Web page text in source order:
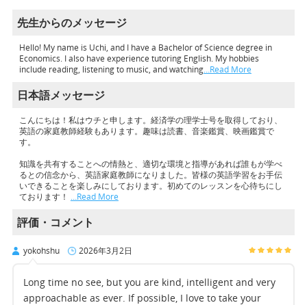
先生からのメッセージ
Hello! My name is Uchi, and I have a Bachelor of Science degree in
Economics. I also have experience tutoring English. My hobbies
include reading, listening to music, and watching…Read More
日本語メッセージ
こんにちは！私はウチと申します。経済学の理学士号を取得しており、
英語の家庭教師経験もあります。趣味は読書、音楽鑑賞、映画鑑賞で
す。
知識を共有することへの情熱と、適切な環境と指導があれば誰もが学べ
るとの信念から、英語家庭教師になりました。皆様の英語学習をお手伝
いできることを楽しみにしております。初めてのレッスンを心待ちにし
ております！ …Read More
評価・コメント
yokohshu 2026年3月2日
Long time no see, but you are kind, intelligent and very
approachable as ever. If possible, I love to take your